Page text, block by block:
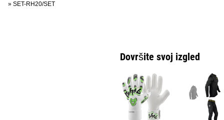
» SET-RH20/SET
Dovršite svoj izgled